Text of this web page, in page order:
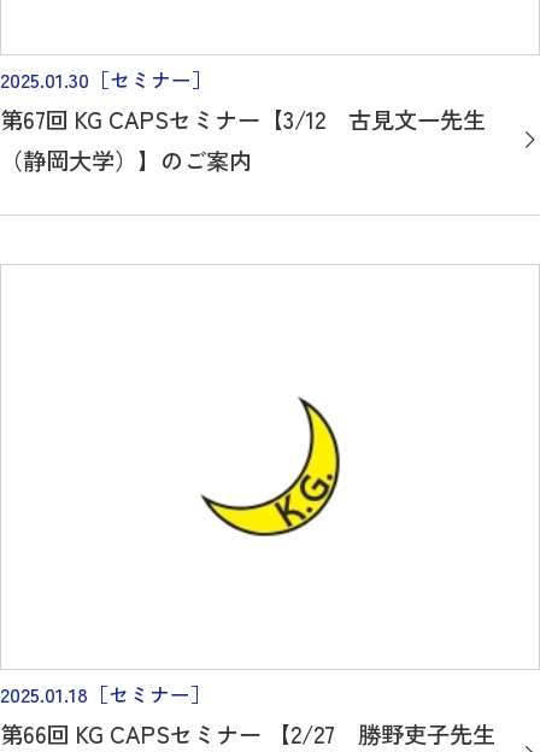
2025.01.30 ［セミナー］
第67回 KG CAPSセミナー【3/12 古見文一先生
（静岡大学）】のご案内
2025.01.18 ［セミナー］
第66回 KG CAPSセミナー 【2/27 勝野吏子先生